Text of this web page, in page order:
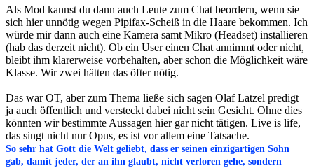
Als Mod kannst du dann auch Leute zum Chat beordern, wenn sie
sich hier unnötig wegen Pipifax-Scheiß in die Haare bekommen. Ich
würde mir dann auch eine Kamera samt Mikro (Headset) installieren
(hab das derzeit nicht). Ob ein User einen Chat annimmt oder nicht,
bleibt ihm klarerweise vorbehalten, aber schon die Möglichkeit wäre
Klasse. Wir zwei hätten das öfter nötig.
Das war OT, aber zum Thema ließe sich sagen Olaf Latzel predigt
ja auch öffentlich und versteckt dabei nicht sein Gesicht. Ohne dies
könnten wir bestimmte Aussagen hier gar nicht tätigen. Live is life,
das singt nicht nur Opus, es ist vor allem eine Tatsache.
So sehr hat Gott die Welt geliebt, dass er seinen einzigartigen Sohn
gab, damit jeder, der an ihn glaubt, nicht verloren gehe, sondern